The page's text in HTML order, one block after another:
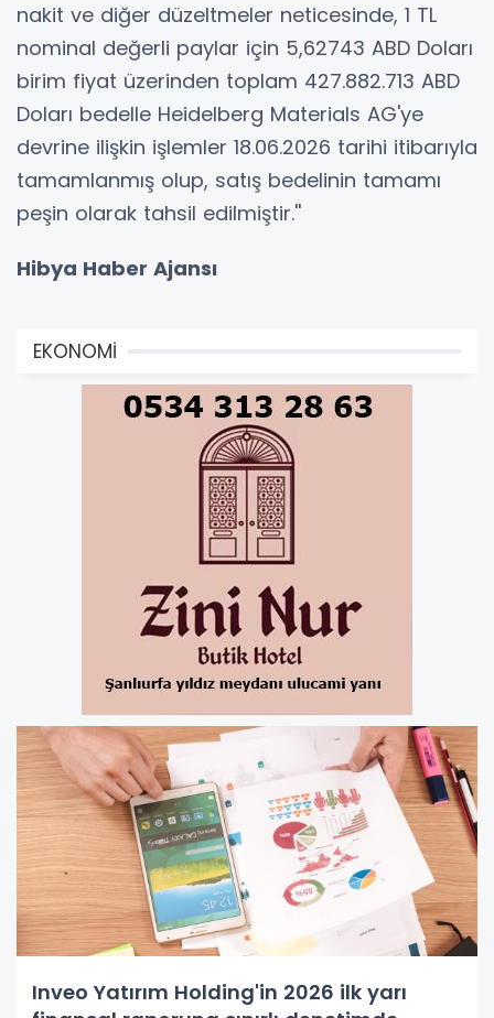
nakit ve diğer düzeltmeler neticesinde, 1 TL
nominal değerli paylar için 5,62743 ABD Doları
birim fiyat üzerinden toplam 427.882.713 ABD
Doları bedelle Heidelberg Materials AG'ye
devrine ilişkin işlemler 18.06.2026 tarihi itibarıyla
tamamlanmış olup, satış bedelinin tamamı
peşin olarak tahsil edilmiştir.''
Hibya Haber Ajansı
EKONOMİ
Inveo Yatırım Holding'in 2026 ilk yarı